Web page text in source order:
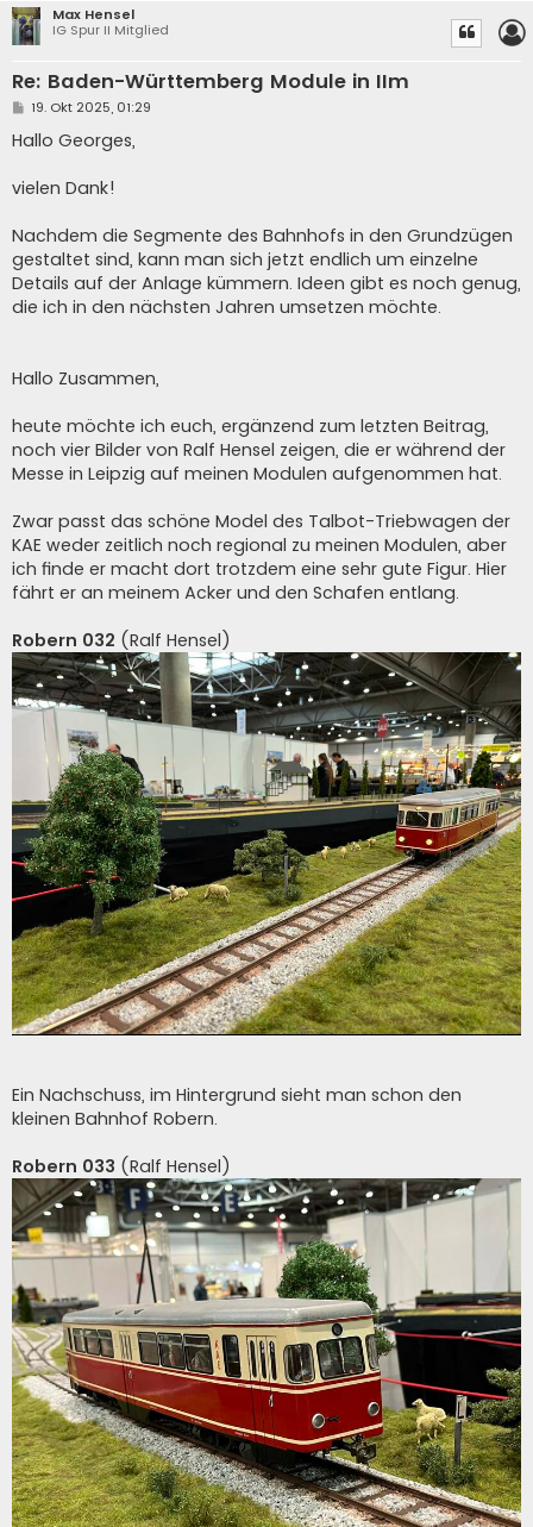
Max Hensel
IG Spur II Mitglied
Re: Baden-Württemberg Module in IIm
B
i
t
a
g
19. Okt 2025, 01:29
Hallo Georges,
vielen Dank!
Nachdem die Segmente des Bahnhofs in den Grundzügen
gestaltet sind, kann man sich jetzt endlich um einzelne
Details auf der Anlage kümmern. Ideen gibt es noch genug,
die ich in den nächsten Jahren umsetzen möchte.
Hallo Zusammen,
heute möchte ich euch, ergänzend zum letzten Beitrag,
noch vier Bilder von Ralf Hensel zeigen, die er während der
Messe in Leipzig auf meinen Modulen aufgenommen hat.
Zwar passt das schöne Model des Talbot-Triebwagen der
KAE weder zeitlich noch regional zu meinen Modulen, aber
ich finde er macht dort trotzdem eine sehr gute Figur. Hier
fährt er an meinem Acker und den Schafen entlang.
Robern 032 (Ralf Hensel)
Ein Nachschuss, im Hintergrund sieht man schon den
kleinen Bahnhof Robern.
Robern 033 (Ralf Hensel)